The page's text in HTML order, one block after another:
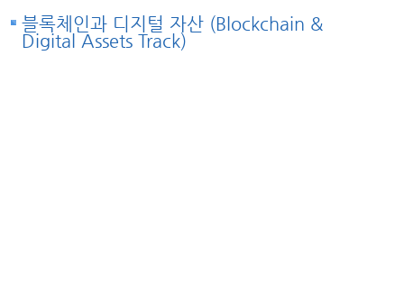
블록체인과 디지털 자산 (Blockchain &
Digital Assets Track)